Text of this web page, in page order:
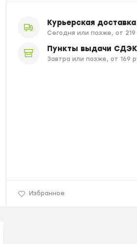
Курьерская доставка
Сегодня или позже, от 219
Пункты выдачи СДЭК
Завтра или позже, от 169
Избранное